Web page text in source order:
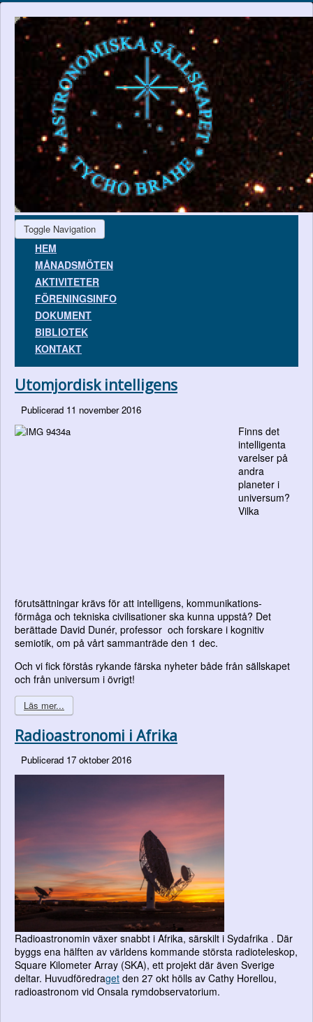
Toggle Navigation
HEM
MÅNADSMÖTEN
AKTIVITETER
FÖRENINGSINFO
DOKUMENT
BIBLIOTEK
KONTAKT
Utomjordisk intelligens
Publicerad 11 november 2016
Finns det
intelligenta
varelser på
andra
planeter i
universum?
Vilka
förutsättningar krävs för att intelligens, kommunikations-
förmåga och tekniska civilisationer ska kunna uppstå? Det
berättade David Dunér, professor och forskare i kognitiv
semiotik, om på vårt sammanträde den 1 dec.
Och vi fick förstås rykande färska nyheter både från sällskapet
och från universum i övrigt!
Läs mer...
Radioastronomi i Afrika
Publicerad 17 oktober 2016
Radioastronomin växer snabbt i Afrika, särskilt i Sydafrika . Där
byggs ena hälften av världens kommande största radioteleskop,
Square Kilo­meter Array (SKA), ett projekt där även Sverige
deltar. Huvudföredraget den 27 okt hölls av Cathy Horellou,
radioastronom vid Onsala rymdobservatorium.